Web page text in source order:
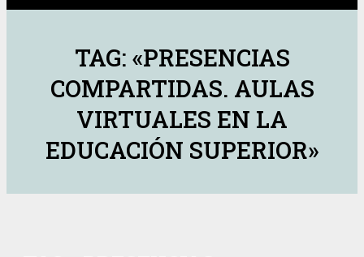
TAG: «PRESENCIAS
COMPARTIDAS. AULAS
VIRTUALES EN LA
EDUCACIÓN SUPERIOR»